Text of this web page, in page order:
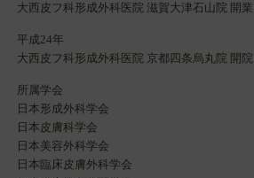
大西皮フ科形成外科医院 滋賀大津石山院 開業
平成24年
大西皮フ科形成外科医院 京都四条烏丸院 開院
所属学会
日本形成外科学会
日本皮膚科学会
日本美容外科学会
日本臨床皮膚外科学会